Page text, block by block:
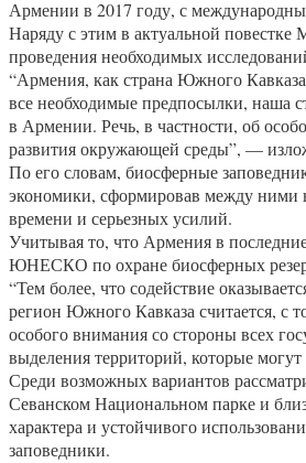
Армении в 2017 году, с
Наряду с этим в актуальной
проведения необходимых
“Армения, как страна Южного
все необходимые предпосылки, наша
в Армении. Речь, в частности, об
развития окружающей среды”, —
По его словам, биосферные
экономики, сформировав между ними
времени и серьезных усилий.
Учитывая то, что Армения в
ЮНЕСКО по охране биосферных
“Тем более, что содействие
регион Южного Кавказа считается, с
особого внимания со стороны всех
выделения территорий, которые
Среди возможных вариантов
Севанском Национальном парке и
характера и устойчивого
заповедники.